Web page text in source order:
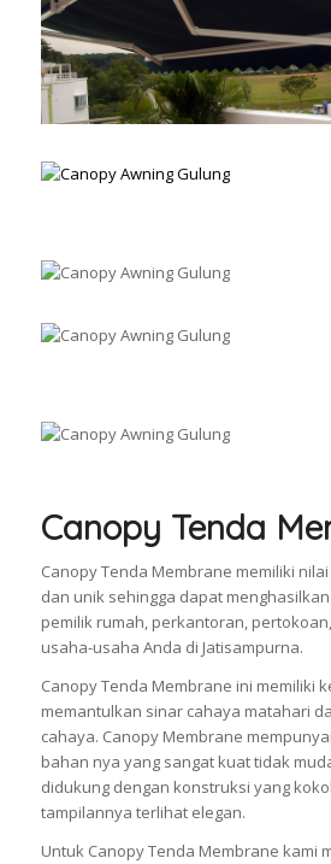
Canopy Tenda
Canopy Tenda Membrane memiliki
dan unik sehingga dapat
pemilik rumah, perkantoran,
usaha-usaha Anda di Jatisampurna.
Canopy Tenda Membrane ini memiliki
memantulkan sinar cahaya matahari
cahaya. Canopy Membrane
bahan nya yang sangat kuat tidak
didukung dengan konstruksi yang
tampilannya terlihat elegan.
Untuk Canopy Tenda Membrane kami